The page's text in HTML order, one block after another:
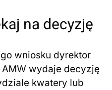
na decyzję
wniosku dyrektor
AMW wydaje decyzję
kwatery lub